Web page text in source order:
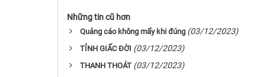
Những tin cũ hơn
Quảng cáo không mấy khi đúng (03/12/2023)
TỈNH GIẤC ĐỜI (03/12/2023)
THANH THOÁT (03/12/2023)